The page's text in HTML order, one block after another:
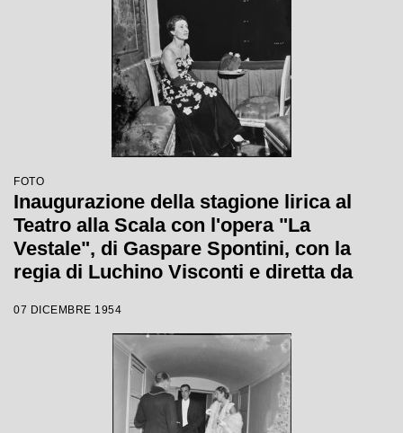
FOTO
Inaugurazione della stagione lirica al
Teatro alla Scala con l'opera "La
Vestale", di Gaspare Spontini, con la
regia di Luchino Visconti e diretta da
07 DICEMBRE 1954